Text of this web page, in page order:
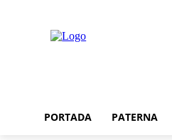
PORTADA PATERNA